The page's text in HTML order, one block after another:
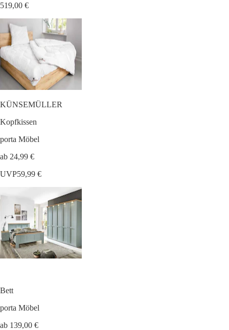
519,00 €
KÜNSEMÜLLER
Kopfkissen
porta Möbel
ab 24,99 €
UVP59,99 €
Bett
porta Möbel
ab 139,00 €